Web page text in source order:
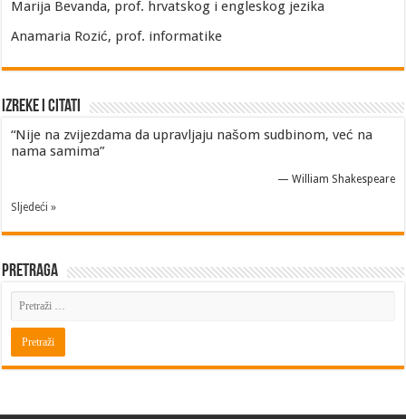
Marija Bevanda, prof. hrvatskog i engleskog jezika
Anamaria Rozić, prof. informatike
Izreke i Citati
“Nije na zvijezdama da upravljaju našom sudbinom, već na
nama samima”
— William Shakespeare
Sljedeći »
Pretraga